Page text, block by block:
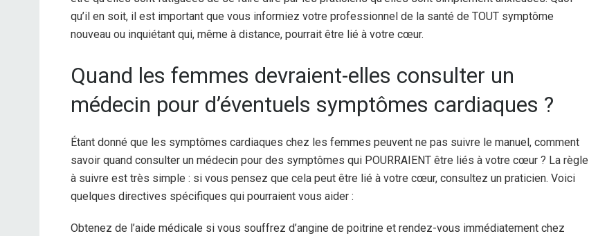
qu’il en soit, il est important que vous informiez votre professionnel de la santé de TOUT symptôme
nouveau ou inquiétant qui, même à distance, pourrait être lié à votre cœur.
Quand les femmes devraient-elles consulter un
médecin pour d’éventuels symptômes cardiaques ?
Étant donné que les symptômes cardiaques chez les femmes peuvent ne pas suivre le manuel, comment
savoir quand consulter un médecin pour des symptômes qui POURRAIENT être liés à votre cœur ? La règle
à suivre est très simple : si vous pensez que cela peut être lié à votre cœur, consultez un praticien. Voici
quelques directives spécifiques qui pourraient vous aider :
Obtenez de l’aide médicale si vous souffrez d’angine de poitrine et rendez-vous immédiatement chez